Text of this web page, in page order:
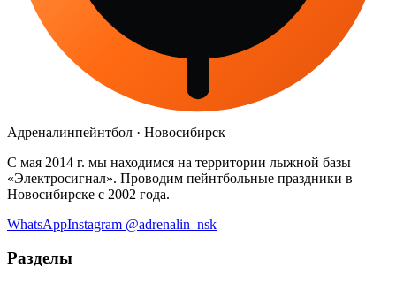
Адреналинпейнтбол · Новосибирск
С мая 2014 г. мы находимся на территории лыжной базы
«Электросигнал». Проводим пейнтбольные праздники в
Новосибирске с 2002 года.
WhatsAppInstagram @adrenalin_nsk
Разделы